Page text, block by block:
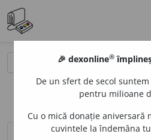
definiții (1)
🎉 dexonline®
De un sfert de secol
pentru milioane
Cu o mică donație aniversară
cuvintele la îndemâna